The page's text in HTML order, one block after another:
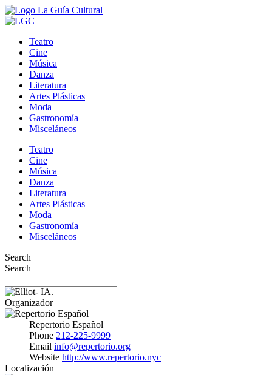
Teatro
Cine
Música
Danza
Literatura
Artes Plásticas
Moda
Gastronomía
Misceláneos
Teatro
Cine
Música
Danza
Literatura
Artes Plásticas
Moda
Gastronomía
Misceláneos
Search
Search
Organizador
Repertorio Español
Phone 212-225-9999
Email info@repertorio.org
Website http://www.repertorio.nyc
Localización